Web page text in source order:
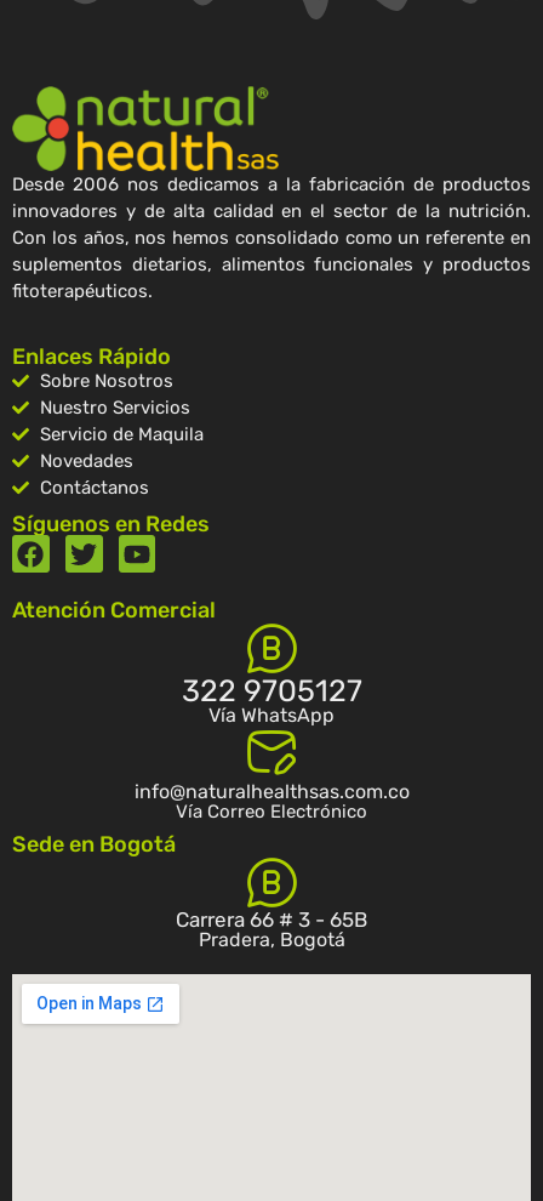
Desde 2006 nos dedicamos a la fabricación de productos
innovadores y de alta calidad en el sector de la nutrición.
Con los años, nos hemos consolidado como un referente en
suplementos dietarios, alimentos funcionales y productos
fitoterapéuticos.
Enlaces Rápido
Sobre Nosotros
Nuestro Servicios
Servicio de Maquila
Novedades
Contáctanos
Síguenos en Redes
Atención Comercial
322 9705127
Vía WhatsApp
info@naturalhealthsas.com.co
Vía Correo Electrónico
Sede en Bogotá
Carrera 66 # 3 - 65B
Pradera, Bogotá